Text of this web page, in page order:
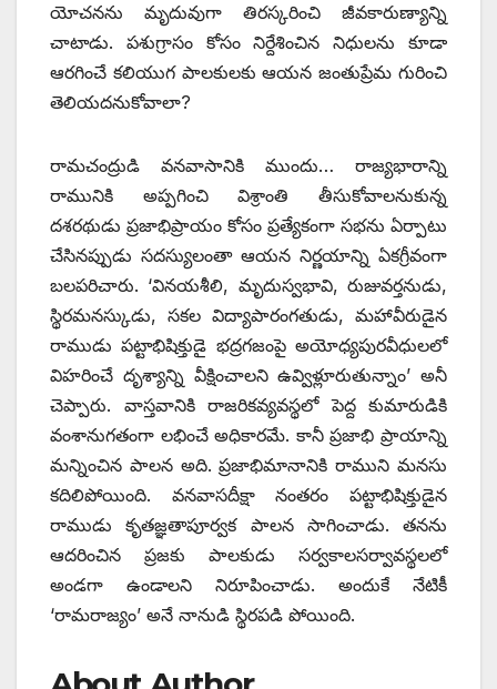
యోచనను మృదువుగా తిరస్కరించి జీవకారుణ్యాన్ని
చాటాడు. పశుగ్రాసం కోసం నిర్దేశించిన నిధులను కూడా
ఆరగించే కలియుగ పాలకులకు ఆయన జంతుప్రేమ గురించి
తెలియదనుకోవాలా?
రామచంద్రుడి వనవాసానికి ముందు… రాజ్యభారాన్ని
రామునికి అప్పగించి విశ్రాంతి తీసుకోవాలనుకున్న
దశరథుడు ప్రజాభిప్రాయం కోసం ప్రత్యేకంగా సభను ఏర్పాటు
చేసినప్పుడు సదస్యులంతా ఆయన నిర్ణయాన్ని ఏకగ్రీవంగా
బలపరిచారు. ‘వినయశీలి, మృదుస్వభావి, రుజువర్తనుడు,
స్థిరమనస్కుడు, సకల విద్యాపారంగతుడు, మహావీరుడైన
రాముడు పట్టాభిషిక్తుడై భద్రగజంపై అయోధ్యపురవీధులలో
విహరించే దృశ్యాన్ని వీక్షించాలని ఉవ్విళ్లూరుతున్నాం’ అనీ
చెప్పారు. వాస్తవానికి రాజరికవ్యవస్థలో పెద్ద కుమారుడికి
వంశానుగతంగా లభించే అధికారమే. కానీ ప్రజాభి ప్రాయాన్ని
మన్నించిన పాలన అది. ప్రజాభిమానానికి రాముని మనసు
కదిలిపోయింది. వనవాసదీక్షా నంతరం పట్టాభిషిక్తుడైన
రాముడు కృతజ్ఞతాపూర్వక పాలన సాగించాడు. తనను
ఆదరించిన ప్రజకు పాలకుడు సర్వకాలసర్వావస్థలలో
అండగా ఉండాలని నిరూపించాడు. అందుకే నేటికీ
‘రామరాజ్యం’ అనే నానుడి స్థిరపడి పోయింది.